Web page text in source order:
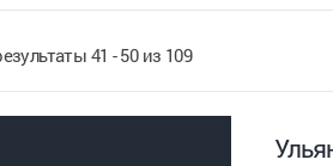
41 - 50 из 109